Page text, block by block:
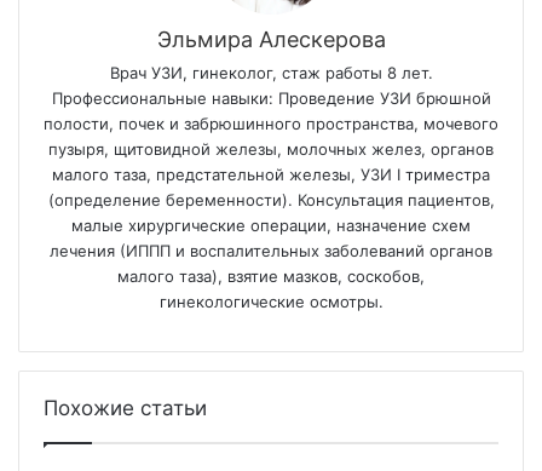
Эльмира Алескерова
Врач УЗИ, гинеколог, стаж работы 8 лет.
Профессиональные навыки: Проведение УЗИ брюшной
полости, почек и забрюшинного пространства, мочевого
пузыря, щитовидной железы, молочных желез, органов
малого таза, предстательной железы, УЗИ I триместра
(определение беременности). Консультация пациентов,
малые хирургические операции, назначение схем
лечения (ИППП и воспалительных заболеваний органов
малого таза), взятие мазков, соскобов,
гинекологические осмотры.
Похожие статьи